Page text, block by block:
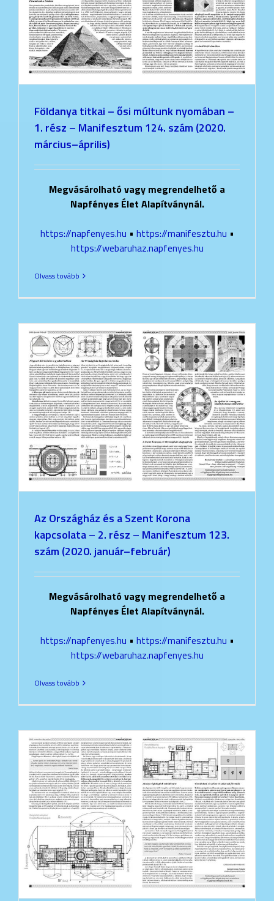
Földanya titkai – ősi múltunk nyomában –
1. rész – Manifesztum 124. szám (2020.
március–április)
Megvásárolható vagy megrendelhető a
Napfényes Élet Alapítványnál.
https://napfenyes.hu • https://manifesztu.hu •
https://webaruhaz.napfenyes.hu
Olvass tovább
Az Országház és a Szent Korona
kapcsolata – 2. rész – Manifesztum 123.
szám (2020. január–február)
Megvásárolható vagy megrendelhető a
Napfényes Élet Alapítványnál.
https://napfenyes.hu • https://manifesztu.hu •
https://webaruhaz.napfenyes.hu
Olvass tovább